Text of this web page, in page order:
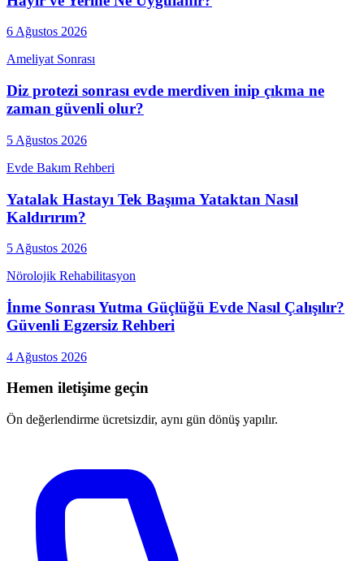
6 Ağustos 2026
Ameliyat Sonrası
Diz protezi sonrası evde merdiven inip çıkma ne
zaman güvenli olur?
5 Ağustos 2026
Evde Bakım Rehberi
Yatalak Hastayı Tek Başıma Yataktan Nasıl
Kaldırırım?
5 Ağustos 2026
Nörolojik Rehabilitasyon
İnme Sonrası Yutma Güçlüğü Evde Nasıl Çalışılır?
Güvenli Egzersiz Rehberi
4 Ağustos 2026
Hemen iletişime geçin
Ön değerlendirme ücretsizdir, aynı gün dönüş yapılır.